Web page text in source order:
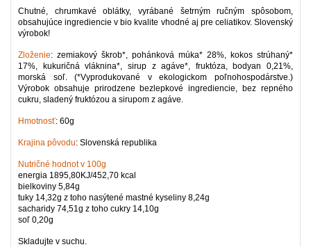
Chutné, chrumkavé oblátky, vyrábané šetrným ručným spôsobom,
obsahujúce ingrediencie v bio kvalite vhodné aj pre celiatikov. Slovenský
výrobok!
Zloženie: zemiakový škrob*, pohánková múka* 28%, kokos strúhaný*
17%, kukuričná vláknina*, sirup z agáve*, fruktóza, bodyan 0,21%,
morská soľ. (*Vyprodukované v ekologickom poľnohospodárstve.)
Výrobok obsahuje prirodzene bezlepkové ingrediencie, bez repného
cukru, sladený fruktózou a sirupom z agáve.
Hmotnosť: 60g
Krajina pôvodu: Slovenská republika
Nutričné hodnot v 100g
energia 1895,80KJ/452,70 kcal
bielkoviny 5,84g
tuky 14,32g z toho nasýtené mastné kyseliny 8,24g
sacharidy 74,51g z toho cukry 14,10g
soľ 0,20g
Skladujte v suchu.